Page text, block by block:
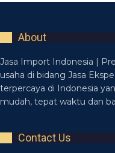
About
Jasa Import Indonesia |
usaha di bidang Jasa
terpercaya di Indonesia
mudah, tepat waktu dan
Contact Us